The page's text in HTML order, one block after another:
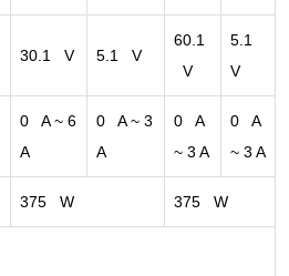
30.1 V 5.1 V
60.1
V
5.1
V
0 A ~ 6
A
0 A ~ 3
A
0 A
~ 3 A
0 A
~ 3 A
375 W 375 W